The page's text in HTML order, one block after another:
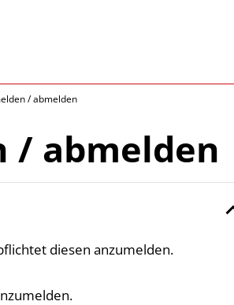
/ abmelden
/ abmelden
diesen anzumelden.